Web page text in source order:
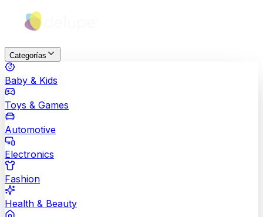
Categorías
Baby & Kids
Toys & Games
Automotive
Electronics
Fashion
Health & Beauty